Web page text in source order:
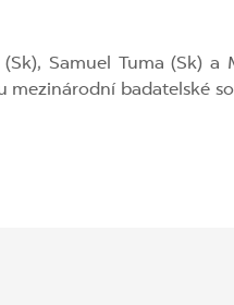
Samuel Tuma (Sk) a
mezinárodní badatelské